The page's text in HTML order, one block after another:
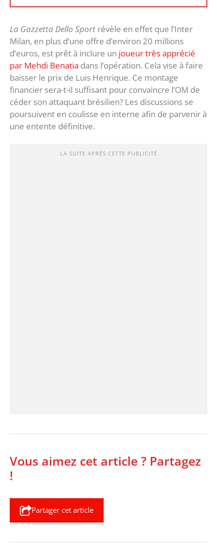
La Gazzetta Dello Sport révèle en effet que l’Inter
Milan, en plus d’une offre d’environ 20 millions
d’euros, est prêt à inclure un joueur très apprécié
par Mehdi Benatia dans l’opération. Cela vise à faire
baisser le prix de Luis Henrique. Ce montage
financier sera-t-il suffisant pour convaincre l’OM de
céder son attaquant brésilien? Les discussions se
poursuivent en coulisse en interne afin de parvenir à
une entente définitive.
LA SUITE APRÈS CETTE PUBLICITÉ
Vous aimez cet article ? Partagez
!
Partager cet article